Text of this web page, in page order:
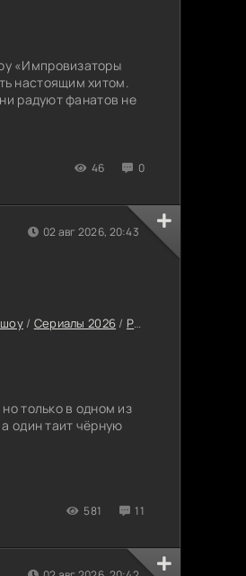
«Импровизаторы
настоящим хитом.
радуют фанатов не
46 0
/ Сериалы 2026 / Русские сериалы 2026
только в одном из
один таит чёрную
581 11
02 авг 2026, 20:43